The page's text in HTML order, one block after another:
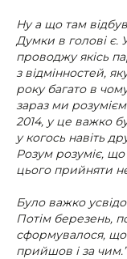
Ну а що там
Думки в голові є.
проводжу якісь
з відмінностей,
року багато в
зараз ми
2014, у це важко
у когось навіть
Розум розуміє,
цього прийняти
Було важко
Потім березень,
сформувалося,
прийшов і за чим.”